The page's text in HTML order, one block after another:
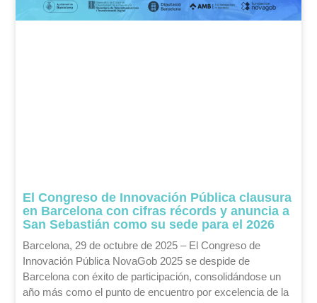
El Congreso de Innovación Pública clausura
en Barcelona con cifras récords y anuncia a
San Sebastián como su sede para el 2026
Barcelona, 29 de octubre de 2025 – El Congreso de
Innovación Pública NovaGob 2025 se despide de
Barcelona con éxito de participación, consolidándose un
año más como el punto de encuentro por excelencia de la